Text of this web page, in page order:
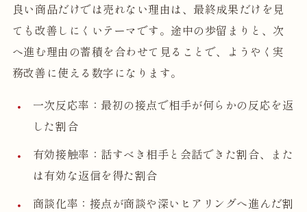
良い商品だけでは売れない理由は、最終成果だけを見
ても改善しにくいテーマです。途中の歩留まりと、次
へ進む理由の蓄積を合わせて見ることで、ようやく実
務改善に使える数字になります。
一次反応率：最初の接点で相手が何らかの反応を返
した割合
有効接触率：話すべき相手と会話できた割合、また
は有効な返信を得た割合
商談化率：接点が商談や深いヒアリングへ進んだ割